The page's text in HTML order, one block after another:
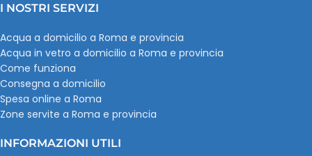
I NOSTRI SERVIZI
Acqua a domicilio a Roma e provincia
Acqua in vetro a domicilio a Roma e provincia
Come funziona
Consegna a domicilio
Spesa online a Roma
Zone servite a Roma e provincia
INFORMAZIONI UTILI